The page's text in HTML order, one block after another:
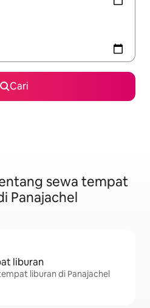
Cari
sewa tempat
Panajachel
liburan
liburan di Panajachel